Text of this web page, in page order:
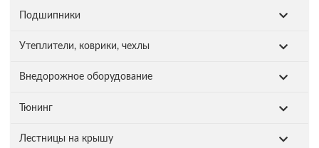
Подшипники
Утеплители, коврики, чехлы
Внедорожное оборудование
Тюнинг
Лестницы на крышу